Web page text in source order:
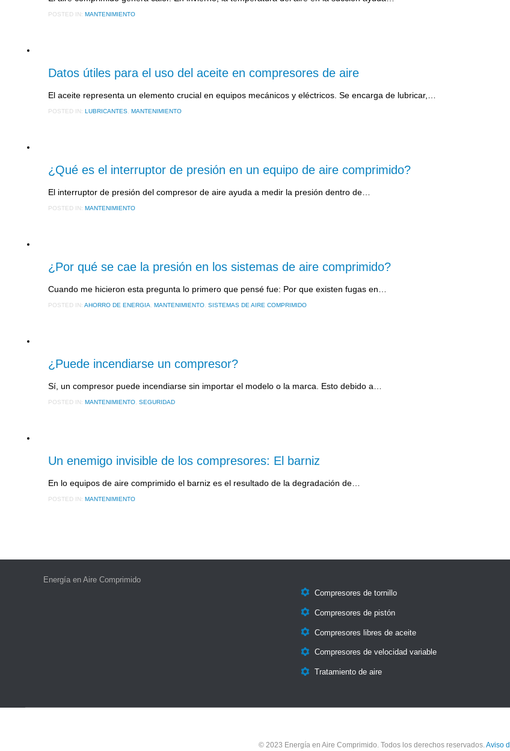
POSTED IN: MANTENIMIENTO
Datos útiles para el uso del aceite en compresores de aire
El aceite representa un elemento crucial en equipos mecánicos y eléctricos. Se encarga de lubricar,…
POSTED IN: LUBRICANTES, MANTENIMIENTO
¿Qué es el interruptor de presión en un equipo de aire comprimido?
El interruptor de presión del compresor de aire ayuda a medir la presión dentro de…
POSTED IN: MANTENIMIENTO
¿Por qué se cae la presión en los sistemas de aire comprimido?
Cuando me hicieron esta pregunta lo primero que pensé fue: Por que existen fugas en…
POSTED IN:AHORRO DE ENERGIA, MANTENIMIENTO,SISTEMAS DE AIRE COMPRIMIDO
¿Puede incendiarse un compresor?
Sí, un compresor puede incendiarse sin importar el modelo o la marca. Esto debido a…
POSTED IN: MANTENIMIENTO,SEGURIDAD
Un enemigo invisible de los compresores: El barniz
En lo equipos de aire comprimido el barniz es el resultado de la degradación de…
POSTED IN: MANTENIMIENTO
Energía en Aire Comprimido
 Compresores de tornillo
 Compresores de pistón
 Compresores libres de aceite
 Compresores de velocidad variable
 Tratamiento de aire
© 2023 Energía en Aire Comprimido. Todos los derechos reservados.Aviso